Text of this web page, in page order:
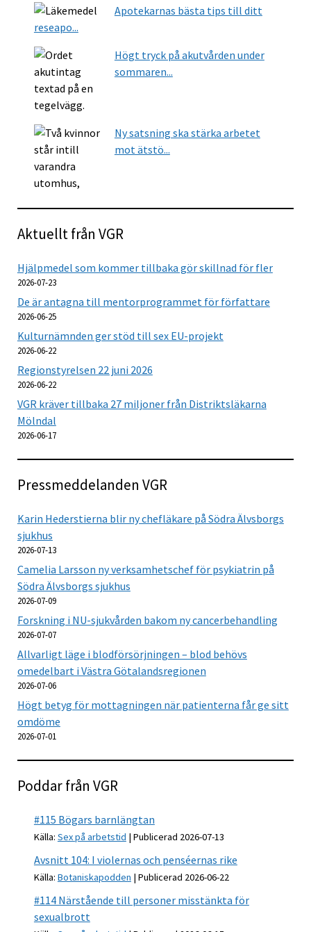
Apotekarnas bästa tips till ditt
reseapo...
Högt tryck på akutvården under
sommaren...
Ny satsning ska stärka arbetet
mot ätstö...
Aktuellt från VGR
Hjälpmedel som kommer tillbaka gör skillnad för fler
2026-07-23
De är antagna till mentorprogrammet för författare
2026-06-25
Kulturnämnden ger stöd till sex EU-projekt
2026-06-22
Regionstyrelsen 22 juni 2026
2026-06-22
VGR kräver tillbaka 27 miljoner från Distriktsläkarna
Mölndal
2026-06-17
Pressmeddelanden VGR
Karin Hederstierna blir ny chefläkare på Södra Älvsborgs
sjukhus
2026-07-13
Camelia Larsson ny verksamhetschef för psykiatrin på
Södra Älvsborgs sjukhus
2026-07-09
Forskning i NU-sjukvården bakom ny cancerbehandling
2026-07-07
Allvarligt läge i blodförsörjningen – blod behövs
omedelbart i Västra Götalandsregionen
2026-07-06
Högt betyg för mottagningen när patienterna får ge sitt
omdöme
2026-07-01
Poddar från VGR
#115 Bögars barnlängtan
Källa: Sex på arbetstid Publicerad 2026-07-13
Avsnitt 104: I violernas och penséernas rike
Källa: Botaniskapodden Publicerad 2026-06-22
#114 Närstående till personer misstänkta för
sexualbrott